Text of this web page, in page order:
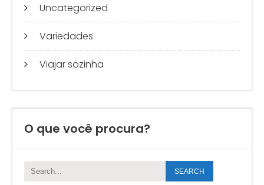
Uncategorized
Variedades
Viajar sozinha
O que você procura?